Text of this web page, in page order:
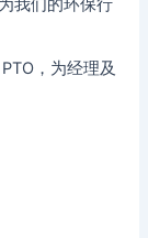
，为经理及